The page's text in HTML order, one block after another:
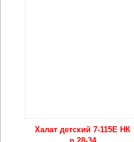
Халат детский 7-115Е НК